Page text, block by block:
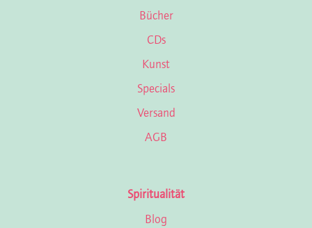
Bücher
CDs
Kunst
Specials
Versand
AGB
Spiritualität
Blog